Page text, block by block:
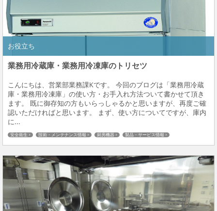
お役立ち
業務用冷蔵庫・業務用冷凍庫のトリセツ
こんにちは、営業部業務課Kです。 今回のブログは「業務用冷蔵
庫・業務用冷凍庫」の使い方・お手入れ方法ついて書かせて頂き
ます。 既に御存知の方もいらっしゃるかと思いますが、再度ご確
認いただければと思います。 まず、使い方についてですが、庫内
に...
安全衛生 技術・メンテナンス情報 厨房機器 製品・サービス情報